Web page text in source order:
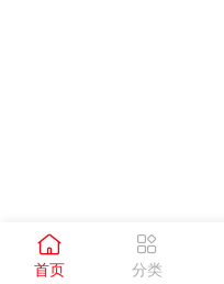

首页

分类